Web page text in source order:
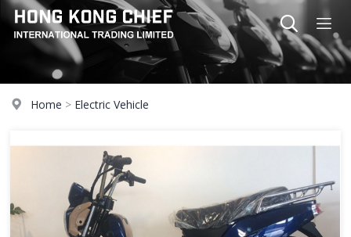
Home > Electric Vehicle